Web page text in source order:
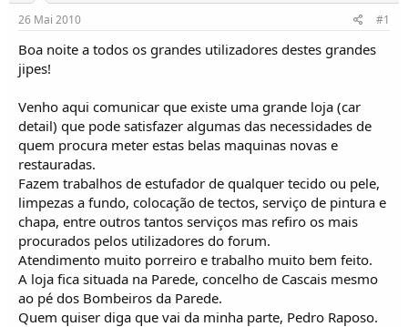
d
o
r
e
ó
p
i
c
s
í
26 Mai 2010 #1
Boa noite a todos os grandes utilizadores destes grandes
jipes!
Venho aqui comunicar que existe uma grande loja (car
detail) que pode satisfazer algumas das necessidades de
quem procura meter estas belas maquinas novas e
restauradas.
Fazem trabalhos de estufador de qualquer tecido ou pele,
limpezas a fundo, colocação de tectos, serviço de pintura e
chapa, entre outros tantos serviços mas refiro os mais
procurados pelos utilizadores do forum.
Atendimento muito porreiro e trabalho muito bem feito.
A loja fica situada na Parede, concelho de Cascais mesmo
ao pé dos Bombeiros da Parede.
Quem quiser diga que vai da minha parte, Pedro Raposo.